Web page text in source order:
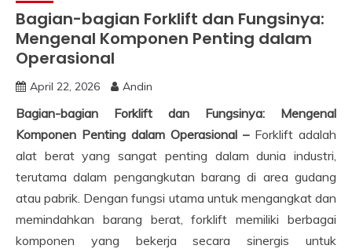
Bagian-bagian Forklift dan Fungsinya:
Mengenal Komponen Penting dalam
Operasional
April 22, 2026 Andin
Bagian-bagian Forklift dan Fungsinya: Mengenal
Komponen Penting dalam Operasional – Forklift adalah
alat berat yang sangat penting dalam dunia industri,
terutama dalam pengangkutan barang di area gudang
atau pabrik. Dengan fungsi utama untuk mengangkat dan
memindahkan barang berat, forklift memiliki berbagai
komponen yang bekerja secara sinergis untuk